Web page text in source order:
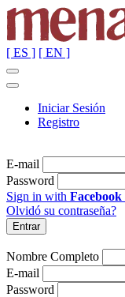
[ ES ] [ EN ]
Iniciar Sesión
Registro
E-mail
Password
Sign in with Facebook
Olvidó su contraseña?
Nombre Completo
E-mail
Password